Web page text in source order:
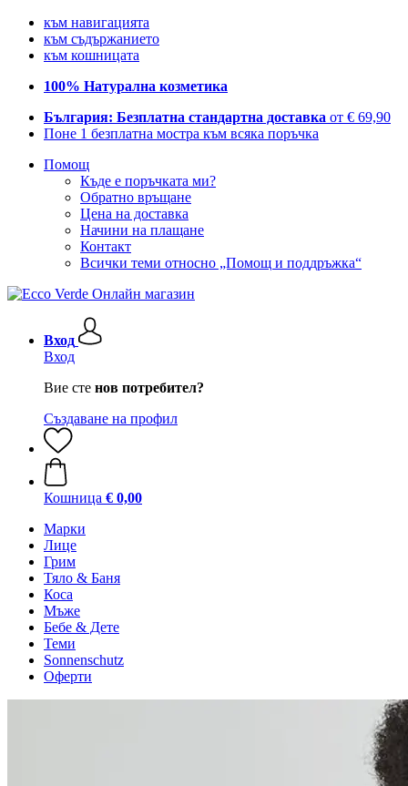
към навигацията
към съдържанието
към кошницата
100% Натурална козметика
България: Безплатна стандартна доставка от € 69,90
Поне 1 безплатна мостра към всяка поръчка
Помощ
Къде е поръчката ми?
Обратно връщане
Цена на доставка
Начини на плащане
Контакт
Всички теми относно „Помощ и поддръжка“
Вход
Вход
Вие сте нов потребител?
Създаване на профил
Кошница € 0,00
Марки
Лице
Грим
Тяло & Баня
Коса
Мъже
Бебе & Дете
Теми
Sonnenschutz
Оферти